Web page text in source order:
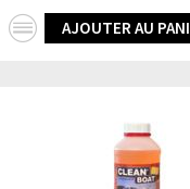
AJOUTER AU